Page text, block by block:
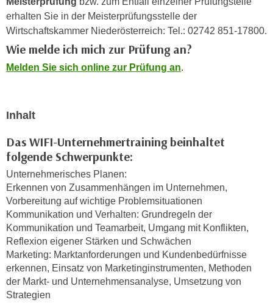
erhalten Sie in der Meisterprüfungsstelle der
Wirtschaftskammer Niederösterreich: Tel.: 02742 851-17800.
Wie melde ich mich zur Prüfung an?
Melden Sie sich online zur Prüfung an.
Inhalt
Das WIFI-Unternehmertraining beinhaltet
folgende Schwerpunkte:
Unternehmerisches Planen:
Erkennen von Zusammenhängen im Unternehmen,
Vorbereitung auf wichtige Problemsituationen
Kommunikation und Verhalten: Grundregeln der
Kommunikation und Teamarbeit, Umgang mit Konflikten,
Reflexion eigener Stärken und Schwächen
Marketing: Marktanforderungen und Kundenbedürfnisse
erkennen, Einsatz von Marketinginstrumenten, Methoden
der Markt- und Unternehmensanalyse, Umsetzung von
Strategien
n
i
k
e
n
,
v
e
r
w
e
n
d
e
h
u
t
z
a
m
e
z
w
i
s
c
h
e
n
E